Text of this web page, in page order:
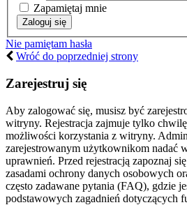
Zapamiętaj mnie
Nie pamiętam hasła
Wróć do poprzedniej strony
Zarejestruj się
Aby zalogować się, musisz być
witryny. Rejestracja zajmuje tylko
możliwości korzystania z witryny.
zarejestrowanym użytkownikom nadać
uprawnień. Przed rejestracją zapoznaj
zasadami ochrony danych osobowych
często zadawane pytania (FAQ), gdzie
podstawowych zagadnień dotyczących